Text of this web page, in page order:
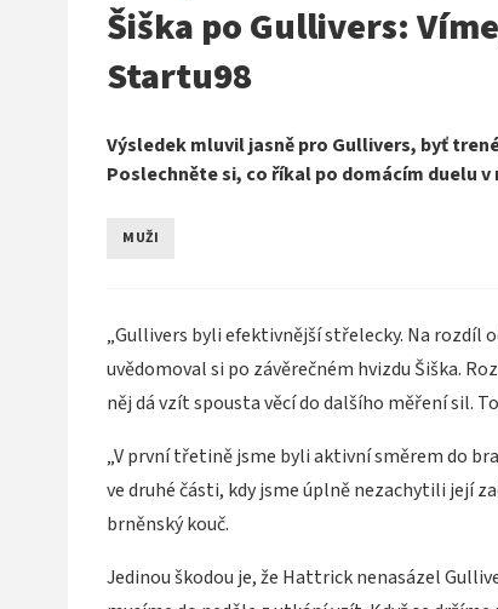
Šiška po Gullivers:
Startu98
Výsledek mluvil jasně pro Gullivers, byť
Poslechněte si, co říkal po domácím duelu v
MUŽI
„Gullivers byli efektivnější střelecky. Na rozdíl
uvědomoval si po závěrečném hvizdu Šiška.
něj dá vzít spousta věcí do dalšího měření sil.
„V první třetině jsme byli aktivní směrem do
ve druhé části, kdy jsme úplně nezachytili její
brněnský kouč.
Jedinou škodou je, že Hattrick nenasázel